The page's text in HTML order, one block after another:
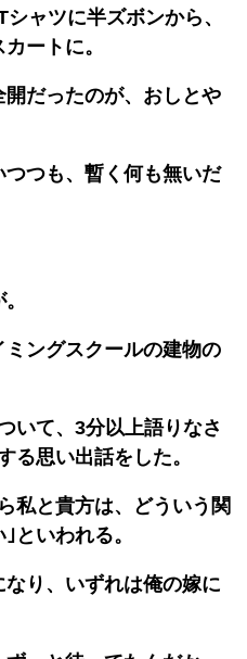
ャツに半ズボンから、
ートに。
だったのが、おしとや
つも、暫く何も無いだ
ングスクールの建物の
いて、3分以上語りなさ
る思い出話をした。
私と貴方は、どういう関
といわれる。
なり、いずれは俺の嫁に